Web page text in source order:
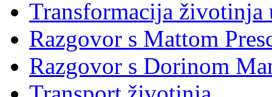
Transformacija životinja
Razgovor s Mattom
Razgovor s Dorinom